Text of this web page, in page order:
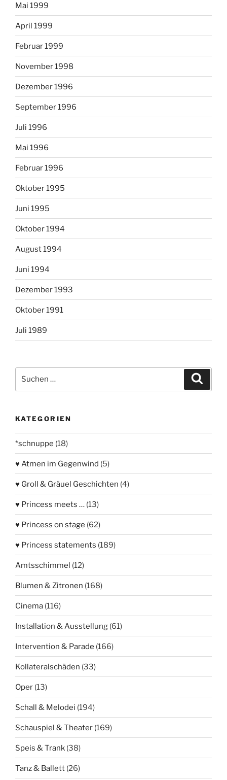
Mai 1999
April 1999
Februar 1999
November 1998
Dezember 1996
September 1996
Juli 1996
Mai 1996
Februar 1996
Oktober 1995
Juni 1995
Oktober 1994
August 1994
Juni 1994
Dezember 1993
Oktober 1991
Juli 1989
nach:
KATEGORIEN
*schnuppe (18)
♥ Atmen im Gegenwind (5)
♥ Groll & Gräuel Geschichten (4)
♥ Princess meets … (13)
♥ Princess on stage (62)
♥ Princess statements (189)
Amtsschimmel (12)
Blumen & Zitronen (168)
Cinema (116)
Installation & Ausstellung (61)
Intervention & Parade (166)
Kollateralschäden (33)
Oper (13)
Schall & Melodei (194)
Schauspiel & Theater (169)
Speis & Trank (38)
Tanz & Ballett (26)